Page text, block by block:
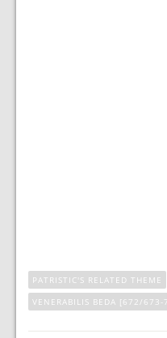
PATRISTIC'S RELATED THEME
VENERABILIS BEDA [672/673-